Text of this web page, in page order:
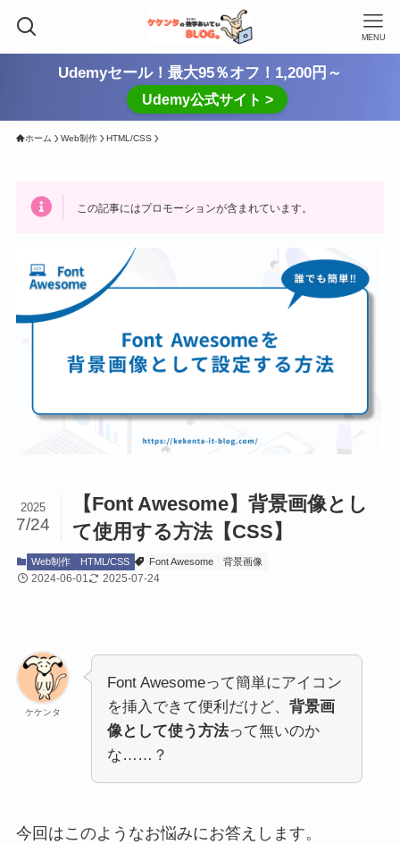
MENU
Udemyセール！最大95％オフ！1,200円～
Udemy公式サイト >
ホーム Web制作 HTML/CSS
この記事にはプロモーションが含まれています。
【Font Awesome】背景画像とし
て使用する方法【CSS】
2025
7/24
Web制作 HTML/CSS Font Awesome 背景画像
2024-06-01 2025-07-24
ケケンタ
Font Awesomeって簡単にアイコン
を挿入できて便利だけど、 背景画
像として使う方法って無いのか
な……？
今回はこのようなお悩みにお答えします。